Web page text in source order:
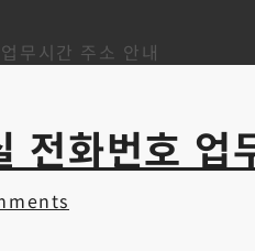
무시간 주소 안내
전화번호 업